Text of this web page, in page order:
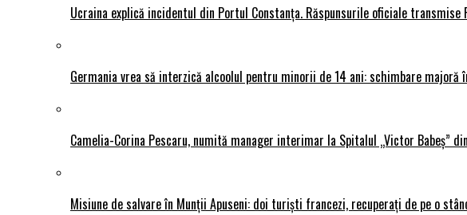
Ucraina explică incidentul din Portul Constanța. Răspunsurile oficiale
Germania vrea să interzică alcoolul pentru minorii de 14 ani: schimbare
Camelia-Corina Pescaru, numită manager interimar la Spitalul „Victor Babeș”
Misiune de salvare în Munții Apuseni: doi turiști francezi, recuperați de pe o